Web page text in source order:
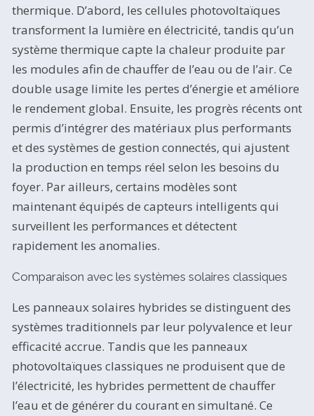
thermique. D’abord, les cellules photovoltaïques
transforment la lumière en électricité, tandis qu’un
système thermique capte la chaleur produite par
les modules afin de chauffer de l’eau ou de l’air. Ce
double usage limite les pertes d’énergie et améliore
le rendement global. Ensuite, les progrès récents ont
permis d’intégrer des matériaux plus performants
et des systèmes de gestion connectés, qui ajustent
la production en temps réel selon les besoins du
foyer. Par ailleurs, certains modèles sont
maintenant équipés de capteurs intelligents qui
surveillent les performances et détectent
rapidement les anomalies.
Comparaison avec les systèmes solaires classiques
Les panneaux solaires hybrides se distinguent des
systèmes traditionnels par leur polyvalence et leur
efficacité accrue. Tandis que les panneaux
photovoltaïques classiques ne produisent que de
l’électricité, les hybrides permettent de chauffer
l’eau et de générer du courant en simultané. Ce